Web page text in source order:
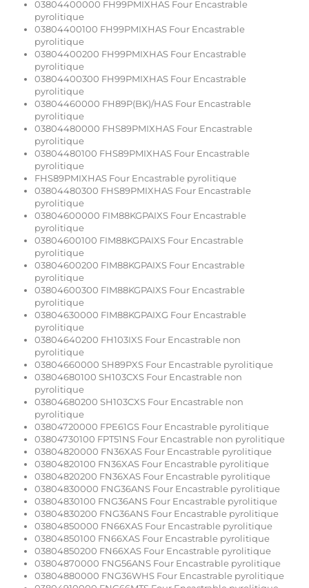
03804400000 FH99PMIXHAS Four Encastrable
pyrolitique
03804400100 FH99PMIXHAS Four Encastrable
pyrolitique
03804400200 FH99PMIXHAS Four Encastrable
pyrolitique
03804400300 FH99PMIXHAS Four Encastrable
pyrolitique
03804460000 FH89P(BK)/HAS Four Encastrable
pyrolitique
03804480000 FHS89PMIXHAS Four Encastrable
pyrolitique
03804480100 FHS89PMIXHAS Four Encastrable
pyrolitique
FHS89PMIXHAS Four Encastrable pyrolitique
03804480300 FHS89PMIXHAS Four Encastrable
pyrolitique
03804600000 FIM88KGPAIXS Four Encastrable
pyrolitique
03804600100 FIM88KGPAIXS Four Encastrable
pyrolitique
03804600200 FIM88KGPAIXS Four Encastrable
pyrolitique
03804600300 FIM88KGPAIXS Four Encastrable
pyrolitique
03804630000 FIM88KGPAIXG Four Encastrable
pyrolitique
03804640200 FH103IXS Four Encastrable non
pyrolitique
03804660000 SH89PXS Four Encastrable pyrolitique
03804680100 SH103CXS Four Encastrable non
pyrolitique
03804680200 SH103CXS Four Encastrable non
pyrolitique
03804720000 FPE61GS Four Encastrable pyrolitique
03804730100 FPT51NS Four Encastrable non pyrolitique
03804820000 FN36XAS Four Encastrable pyrolitique
03804820100 FN36XAS Four Encastrable pyrolitique
03804820200 FN36XAS Four Encastrable pyrolitique
03804830000 FNG36ANS Four Encastrable pyrolitique
03804830100 FNG36ANS Four Encastrable pyrolitique
03804830200 FNG36ANS Four Encastrable pyrolitique
03804850000 FN66XAS Four Encastrable pyrolitique
03804850100 FN66XAS Four Encastrable pyrolitique
03804850200 FN66XAS Four Encastrable pyrolitique
03804870000 FNG56ANS Four Encastrable pyrolitique
03804880000 FNG36WHS Four Encastrable pyrolitique